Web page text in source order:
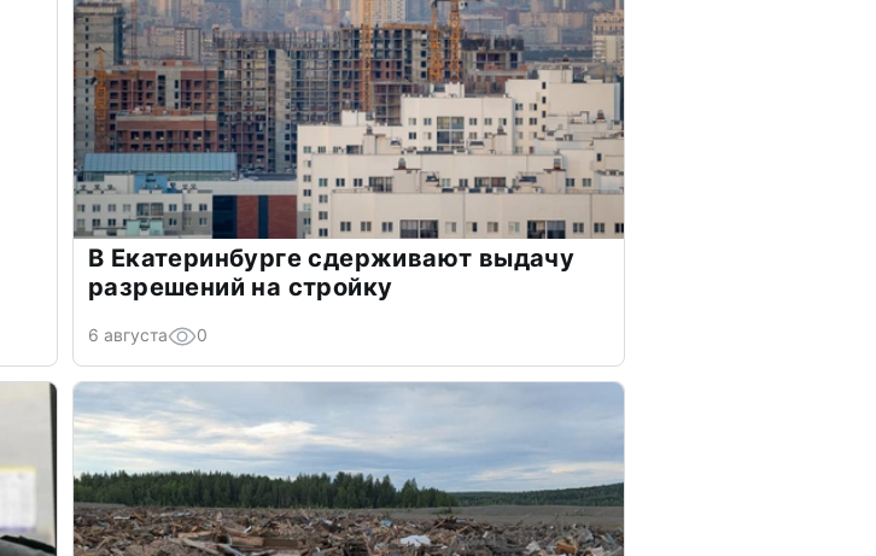
В Екатеринбурге сдерживают выдачу
разрешений на стройку
6 августа 0